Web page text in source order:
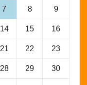
7 8 9
14 15 16
21 22 23
28 29 30